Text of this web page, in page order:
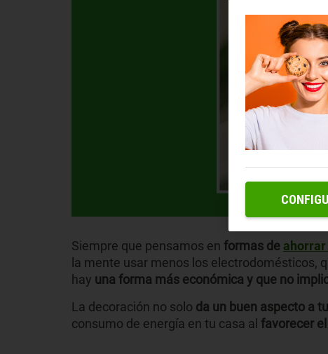
Siempre que pensamos en formas de
la mente usar menos los electrodomésticos,
hay una forma más económica y que no
La decoración no solo da un buen aspecto a
consumo de energía en tu casa al favorecer